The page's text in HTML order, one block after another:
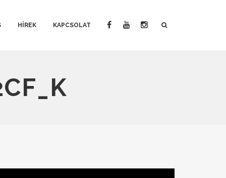
HÍREK KAPCSOLAT